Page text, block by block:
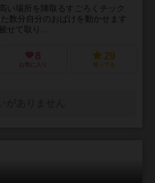
い場所を陣取るすごろくチック
数分自分のおばけを動かせます
せて取り...
8
お気に入り
29
持ってる